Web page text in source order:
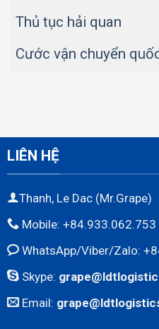
Thủ tục hải quan
Cước vận chuyển
LIÊN HỆ
Thanh, Le Dac (Mr.Grape)
Mobile: +84.933.062.753
WhatsApp/Viber/Zalo:
Skype:
Email: